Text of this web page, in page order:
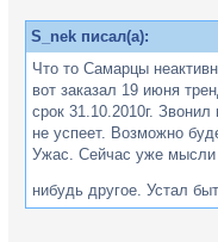
S_nek писал(а):
Что то Самарцы
вот заказал 19 июня
срок 31.10.2010г.
не успеет. Возможно
Ужас. Сейчас уже мысли
нибудь другое. Устал